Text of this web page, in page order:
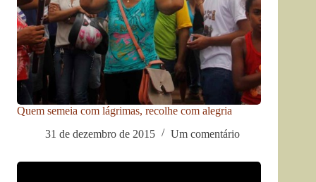
Quem semeia com lágrimas, recolhe com alegria
31 de dezembro de 2015
Um comentário